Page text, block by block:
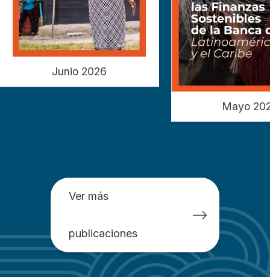
Junio 2026
Mayo
Ver más
publicaciones